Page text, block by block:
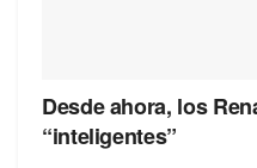
Desde ahora, los
“inteligentes”